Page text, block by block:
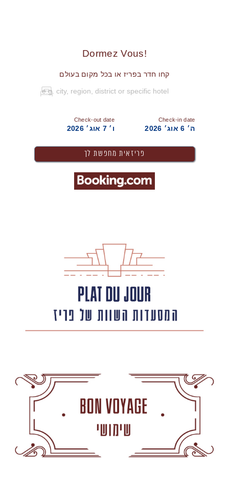
!Dormez Vous
קחו חדר בפריז או בכל מקום בעולם
Check-in date
ה׳ 6 אוג׳ 2026
Check-out date
ו׳ 7 אוג׳ 2026